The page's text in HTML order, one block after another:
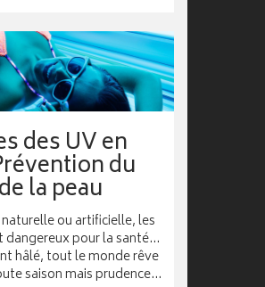
des UV en
du
la peau
ou artificielle, les
pour la santé...
hâlé, tout le monde rêve
saison mais prudence...